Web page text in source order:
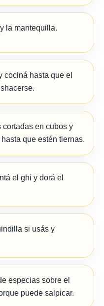
la mantequilla.
cociná hasta que el
en cubos y
que estén tiernas.
el ghi y dorá el
si usás y
especias sobre el
puede salpicar.